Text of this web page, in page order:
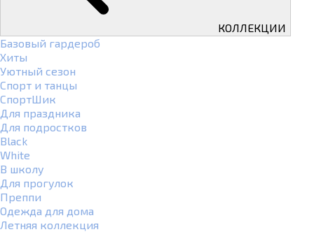
КОЛЛЕКЦИИ
Базовый гардероб
Хиты
Уютный сезон
Спорт и танцы
СпортШик
Для праздника
Для подростков
Black
White
В школу
Для прогулок
Преппи
Одежда для дома
Летняя коллекция